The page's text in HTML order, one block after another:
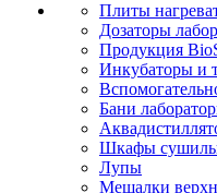
Плиты
Дозаторы
Продукция
Инкубаторы и
Бани
Шкафы
Лупы
Мешалки